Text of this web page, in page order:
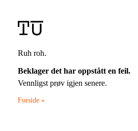
Ruh roh.
Beklager det har oppstått en feil.
Vennligst prøv igjen senere.
Forside »